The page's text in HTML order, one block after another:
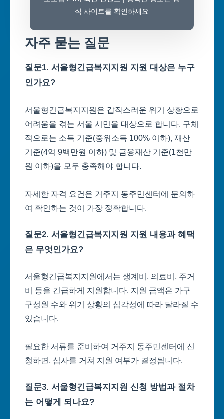
식 사이트를 확인하세요
자주 묻는 질문
질문1. 서울형긴급복지지원 지원 대상은 누구
인가요?
서울형긴급복지지원은 갑작스러운 위기 상황으로
어려움을 겪는 서울 시민을 대상으로 합니다. 구체
적으로는 소득 기준(중위소득 100% 이하), 재산
기준(4억 9백만원 이하) 및 금융재산 기준(1천만
원 이하)을 모두 충족해야 합니다.
자세한 자격 요건은 거주지 동주민센터에 문의하
여 확인하는 것이 가장 정확합니다.
질문2. 서울형긴급복지지원 지원 내용과 혜택
은 무엇인가요?
서울형긴급복지지원에서는 생계비, 의료비, 주거
비 등을 긴급하게 지원합니다. 지원 금액은 가구
구성원 수와 위기 상황의 심각성에 따라 달라질 수
있습니다.
필요한 서류를 준비하여 거주지 동주민센터에 신
청하면, 심사를 거쳐 지원 여부가 결정됩니다.
질문3. 서울형긴급복지지원 신청 방법과 절차
는 어떻게 되나요?